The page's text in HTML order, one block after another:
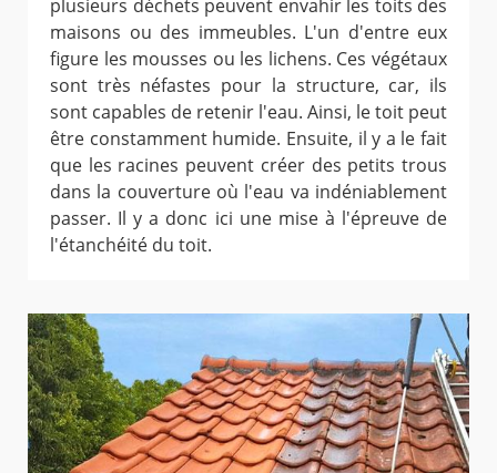
plusieurs déchets peuvent envahir les toits des
maisons ou des immeubles. L'un d'entre eux
figure les mousses ou les lichens. Ces végétaux
sont très néfastes pour la structure, car, ils
sont capables de retenir l'eau. Ainsi, le toit peut
être constamment humide. Ensuite, il y a le fait
que les racines peuvent créer des petits trous
dans la couverture où l'eau va indéniablement
passer. Il y a donc ici une mise à l'épreuve de
l'étanchéité du toit.